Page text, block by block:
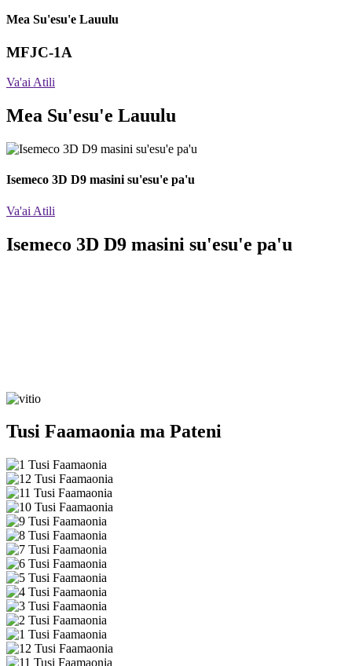
Mea Su'esu'e Lauulu
MFJC-1A
Va'ai Atili
Mea Su'esu'e Lauulu
Isemeco 3D D9 masini su'esu'e pa'u
Va'ai Atili
Isemeco 3D D9 masini su'esu'e pa'u
Tusi Faamaonia ma Pateni